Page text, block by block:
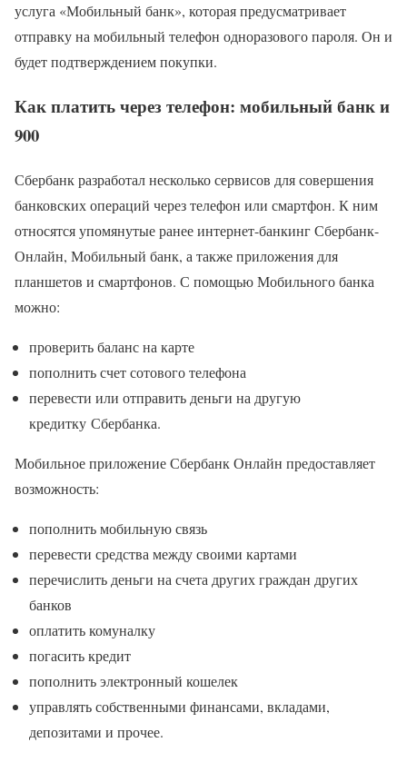
услуга «Мобильный банк», которая предусматривает
отправку на мобильный телефон одноразового пароля. Он и
будет подтверждением покупки.
Как платить через телефон: мобильный банк и
900
Сбербанк разработал несколько сервисов для совершения
банковских операций через телефон или смартфон. К ним
относятся упомянутые ранее интернет-банкинг Сбербанк-
Онлайн, Мобильный банк, а также приложения для
планшетов и смартфонов. С помощью Мобильного банка
можно:
проверить баланс на карте
пополнить счет сотового телефона
перевести или отправить деньги на другую
кредитку Сбербанка.
Мобильное приложение Сбербанк Онлайн предоставляет
возможность:
пополнить мобильную связь
перевести средства между своими картами
перечислить деньги на счета других граждан других
банков
оплатить комуналку
погасить кредит
пополнить электронный кошелек
управлять собственными финансами, вкладами,
депозитами и прочее.